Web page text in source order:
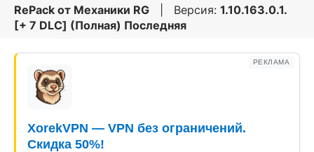
RePack от Механики RG | Версия: 1.10.163.0.1.
[+ 7 DLC] (Полная) Последняя
РЕКЛАМА
XorekVPN — VPN без ограничений.
Скидка 50%!